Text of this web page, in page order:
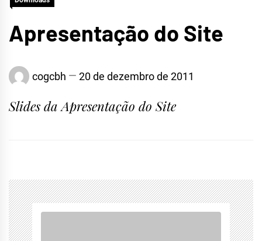
Apresentação do Site
cogcbh 20 de dezembro de 2011
Slides da Apresentação do Site